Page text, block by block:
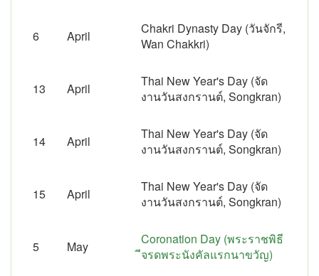
6 April
Chakri Dynasty Day (วันจักรี,
Wan Chakkri)
13 April
Thai New Year's Day (จัด
งานวันสงกรานต์, Songkran)
14 April
Thai New Year's Day (จัด
งานวันสงกรานต์, Songkran)
15 April
Thai New Year's Day (จัด
งานวันสงกรานต์, Songkran)
5 May
Coronation Day (พระราชพิธี
ีจรดพระนังคัลแรกนาขวัญ)